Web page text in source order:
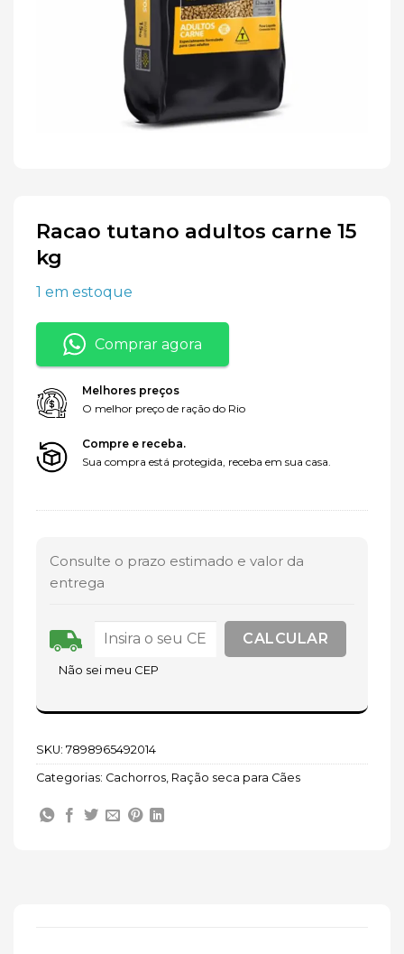
Racao tutano adultos carne 15
kg
1 em estoque
Comprar agora
Melhores preços
O melhor preço de ração do Rio
Compre e receba.
Sua compra está protegida, receba em sua casa.
Consulte o prazo estimado e valor da
entrega
Não sei meu CEP
SKU: 7898965492014
Categorias: Cachorros Ração seca para Cães